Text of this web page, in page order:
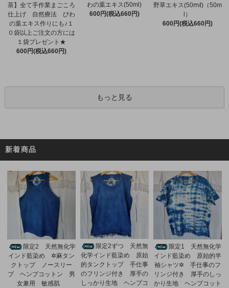
茶】全て手作業まごころ
仕上げ 自然療法 びわ
の葉エキス作りにも♪１
０袋以上ご注文の方には
１袋プレゼント★
600円(税込660円)
わの葉エキス(50ml)
600円(税込660円)
野草エキス(50ⅿℓ)（50m
l）
600円(税込660円)
もっと見る
新着商品
限定2 天然無化学
インド藍染め ✲麻タン
クトップ ノースリー
ブ ヘンプコットン 男
女兼用 敏感肌
限定2ずつ 天然無
化学インド藍染め 原始
的タンクトップ 手仕事
のフリンジ付き 厚手の
しっかり生地 ヘンプコ
限定1 天然無化学
インド藍染め 原始的半
袖シャツ✲ 手仕事のフ
リンジ付き 厚手のしっ
かり生地 ヘンプコット